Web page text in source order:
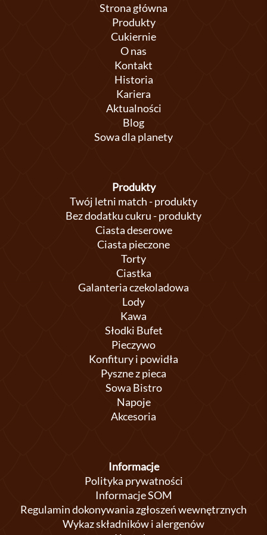
Strona główna
Produkty
Cukiernie
O nas
Kontakt
Historia
Kariera
Aktualności
Blog
Sowa dla planety
Produkty
Twój letni match - produkty
Bez dodatku cukru - produkty
Ciasta deserowe
Ciasta pieczone
Torty
Ciastka
Galanteria czekoladowa
Lody
Kawa
Słodki Bufet
Pieczywo
Konfitury i powidła
Pyszne z pieca
Sowa Bistro
Napoje
Akcesoria
Informacje
Polityka prywatności
Informacje SOM
Regulamin dokonywania zgłoszeń wewnętrznych
Wykaz składników i alergenów